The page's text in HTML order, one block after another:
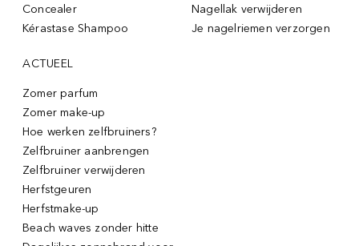
Concealer
Kérastase Shampoo
Nagellak verwijderen
Je nagelriemen verzorgen
ACTUEEL
Zomer parfum
Zomer make-up
Hoe werken zelfbruiners?
Zelfbruiner aanbrengen
Zelfbruiner verwijderen
Herfstgeuren
Herfstmake-up
Beach waves zonder hitte